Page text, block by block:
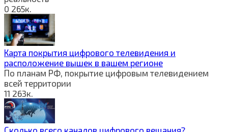
0 265к.
Карта покрытия цифрового телевидения и
расположение вышек в вашем регионе
По планам РФ, покрытие цифровым телевидением
всей территории
11 263к.
Сколько всего каналов цифрового вещания?